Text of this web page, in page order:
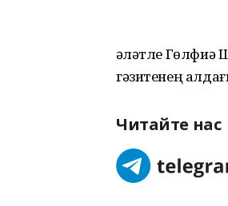
Һәләтле
гәзитенең
Читайте нас